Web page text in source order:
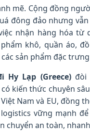
mẽ. Cộng đồng
đông đảo nhưng
nhận hàng hóa từ
khô, quần áo,
sản phẩm đặc
Hy Lạp (Greece)đòi
kiến thức chuyên
Nam và EU, đồng
vững mạnh
chuyển an toàn,